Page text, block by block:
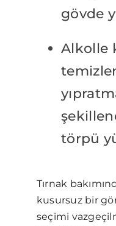
gövde
Alkolle
törpü
Tırnak
kusursuz bir
seçimi